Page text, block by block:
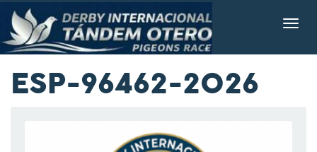
ESP-96462-2026